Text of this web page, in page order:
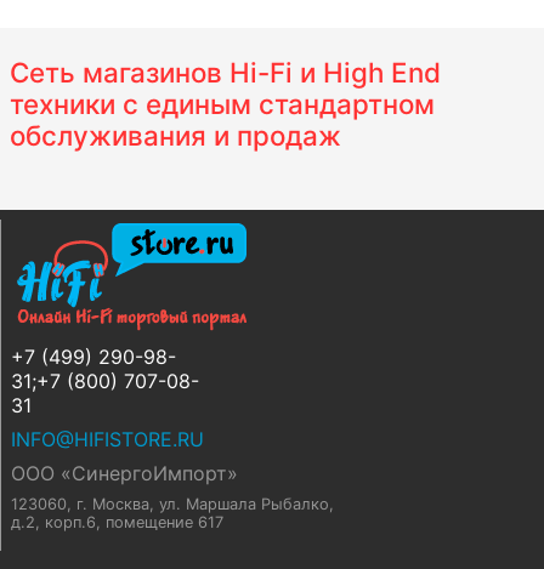
Сеть магазинов Hi-Fi и High End
техники с единым стандартном
обслуживания и продаж
+7 (499) 290-98-
31;+7 (800) 707-08-
31
INFO@HIFISTORE.RU
ООО «СинергоИмпорт»
123060, г. Москва, ул. Маршала Рыбалко,
д.2, корп.6, помещение 617